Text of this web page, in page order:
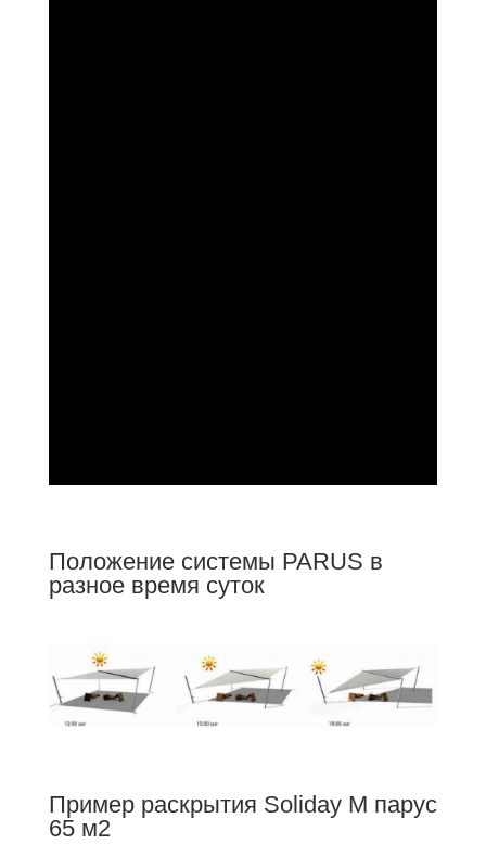
Положение системы PARUS в
разное время суток
Пример раскрытия Soliday M парус
65 м2